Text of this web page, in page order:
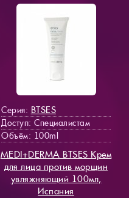
Серия: BTSES
Доступ: Специалистам
Объём: 100ml
MEDI+DERMA BTSES Крем
для лица против морщин
увляжняющий 100мл,
Испания